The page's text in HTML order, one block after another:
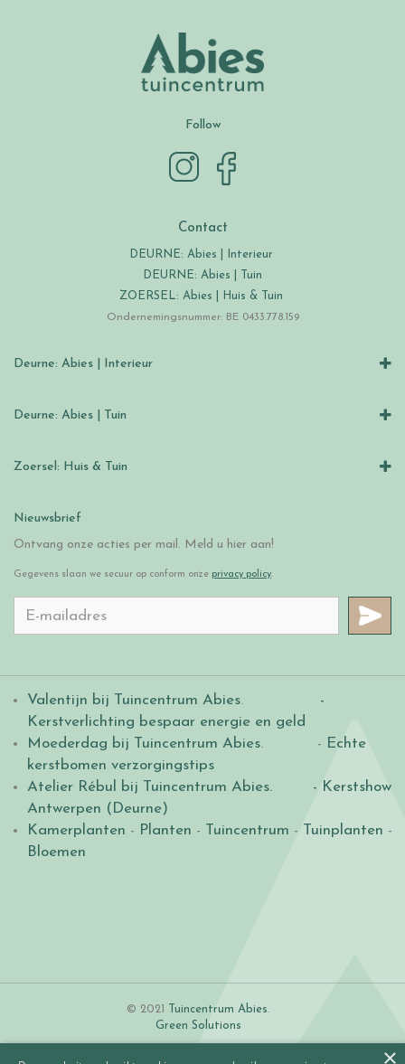
Follow
Contact
DEURNE: Abies | Interieur
DEURNE: Abies | Tuin
ZOERSEL: Abies | Huis & Tuin
Ondernemingsnummer: BE 0433.778.159
Deurne: Abies | Interieur
Deurne: Abies | Tuin
Zoersel: Huis & Tuin
Nieuwsbrief
Ontvang onze acties per mail. Meld u hier aan!
Gegevens slaan we secuur op conform onze privacy policy.
Valentijn bij Tuincentrum Abies.
-
Kerstverlichting bespaar energie en geld
Moederdag bij Tuincentrum Abies. - Echte
kerstbomen verzorgingstips
Atelier Rébul bij Tuincentrum Abies.
- Kerstshow
Antwerpen (Deurne)
Kamerplanten - Planten - Tuincentrum - Tuinplanten -
Bloemen
© 2021 Tuincentrum Abies.
Green Solutions
×